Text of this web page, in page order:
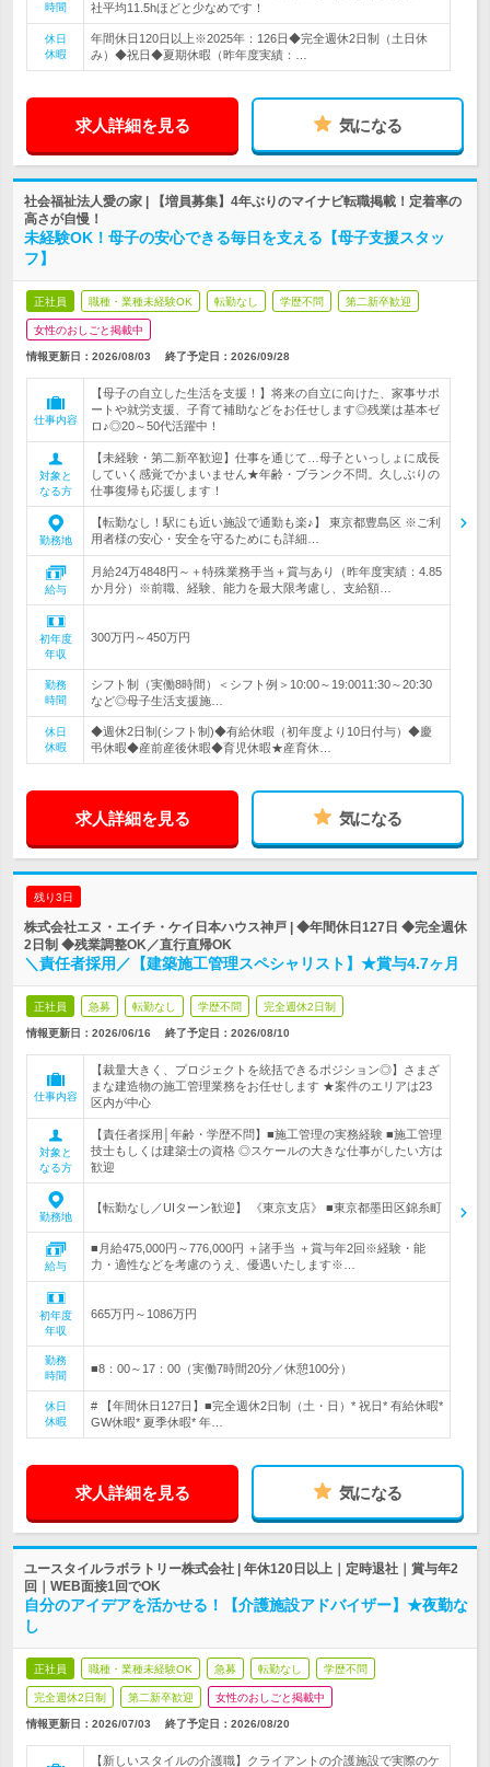
時間
社平均11.5hほどと少なめです！
休日
休暇
年間休日120日以上※2025年：126日◆完全週休2日制（土日休
み）◆祝日◆夏期休暇（昨年度実績：…
求人詳細を見る 気になる
社会福祉法人愛の家 | 【増員募集】4年ぶりのマイナビ転職掲載！定着率の
高さが自慢！
未経験OK！母子の安心できる毎日を支える【母子支援スタッ
フ】
正社員 職種・業種未経験OK 転勤なし 学歴不問 第二新卒歓迎
女性のおしごと掲載中
情報更新日：2026/08/03 終了予定日： 2026/09/28
仕事内容
【母子の自立した生活を支援！】将来の自立に向けた、家事サポ
ートや就労支援、子育て補助などをお任せします◎残業は基本ゼ
ロ♪◎20～50代活躍中！
対象と
なる方
【未経験・第二新卒歓迎】仕事を通じて…母子といっしょに成長
していく感覚でかまいません★年齢・ブランク不問。久しぶりの
仕事復帰も応援します！
勤務地
【転勤なし！駅にも近い施設で通勤も楽♪】 東京都豊島区 ※ご利
用者様の安心・安全を守るためにも詳細…
給与
月給24万4848円～＋特殊業務手当＋賞与あり（昨年度実績：4.85
か月分）※前職、経験、能力を最大限考慮し、支給額…
初年度
年収
300万円～450万円
勤務
時間
シフト制（実働8時間）＜シフト例＞10:00～19:0011:30～20:30
など◎母子生活支援施…
休日
休暇
◆週休2日制(シフト制)◆有給休暇（初年度より10日付与）◆慶
弔休暇◆産前産後休暇◆育児休暇★産育休…
求人詳細を見る 気になる
残り3日
株式会社エヌ・エイチ・ケイ日本ハウス神戸 | ◆年間休日127日 ◆完全週休
2日制 ◆残業調整OK／直行直帰OK
＼責任者採用／【建築施工管理スペシャリスト】★賞与4.7ヶ月
正社員 急募 転勤なし 学歴不問 完全週休2日制
情報更新日：2026/06/16 終了予定日： 2026/08/10
仕事内容
【裁量大きく、プロジェクトを統括できるポジション◎】さまざ
まな建造物の施工管理業務をお任せします ★案件のエリアは23
区内が中心
対象と
なる方
【責任者採用│年齢・学歴不問】■施工管理の実務経験 ■施工管理
技士もしくは建築士の資格 ◎スケールの大きな仕事がしたい方は
歓迎
勤務地
【転勤なし／UIターン歓迎】 《東京支店》 ■東京都墨田区錦糸町
給与
■月給475,000円～776,000円 ＋諸手当 ＋賞与年2回※経験・能
力・適性などを考慮のうえ、優遇いたします※…
初年度
年収
665万円～1086万円
勤務
時間
■8：00～17：00（実働7時間20分／休憩100分）
休日
休暇
# 【年間休日127日】■完全週休2日制（土・日）* 祝日* 有給休暇*
GW休暇* 夏季休暇* 年…
求人詳細を見る 気になる
ユースタイルラボラトリー株式会社 | 年休120日以上｜定時退社｜賞与年2
回｜WEB面接1回でOK
自分のアイデアを活かせる！【介護施設アドバイザー】★夜勤な
し
正社員 職種・業種未経験OK 急募 転勤なし 学歴不問
完全週休2日制 第二新卒歓迎 女性のおしごと掲載中
情報更新日：2026/07/03 終了予定日： 2026/08/20
【新しいスタイルの介護職】クライアントの介護施設で実際のケ